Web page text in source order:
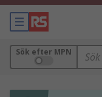
Sök efter MPN